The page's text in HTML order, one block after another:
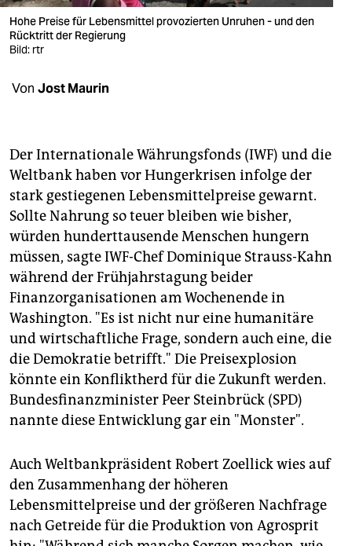
veranstaltungen
shop
fragen & hilfe
genossenschaft
epaper login
Hohe Preise für Lebensmittel provozierten Unruhen - und den
Rücktritt der Regierung
Bild: rtr
Von Jost Maurin
Der Internationale Währungsfonds (IWF) und die
Weltbank haben vor Hungerkrisen infolge der
stark gestiegenen Lebensmittelpreise gewarnt.
Sollte Nahrung so teuer bleiben wie bisher,
würden hunderttausende Menschen hungern
müssen, sagte IWF-Chef Dominique Strauss-Kahn
während der Frühjahrstagung beider
Finanzorganisationen am Wochenende in
Washington. "Es ist nicht nur eine humanitäre
und wirtschaftliche Frage, sondern auch eine, die
die Demokratie betrifft." Die Preisexplosion
könnte ein Konfliktherd für die Zukunft werden.
Bundesfinanzminister Peer Steinbrück (SPD)
nannte diese Entwicklung gar ein "Monster".
Auch Weltbankpräsident Robert Zoellick wies auf
den Zusammenhang der höheren
Lebensmittelpreise und der größeren Nachfrage
nach Getreide für die Produktion von Agrosprit